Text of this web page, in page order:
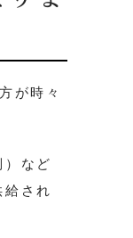
が時々
）など
され